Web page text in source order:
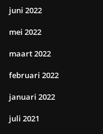
juni 2022
mei 2022
maart 2022
februari 2022
januari 2022
juli 2021